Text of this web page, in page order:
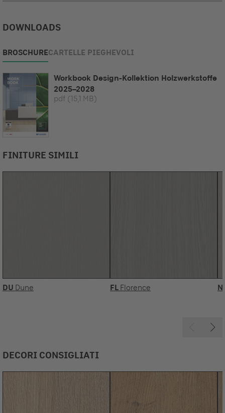
DOWNLOADS
BROSCHURECARTELLE PIEGHEVOLI
Workbook Design-Kollektion Holzwerkstoffe
2025–2028
pdf (15,1 MB)
FINITURE SIMILI
DU Dune FL Florence
DECORI CONSIGLIATI